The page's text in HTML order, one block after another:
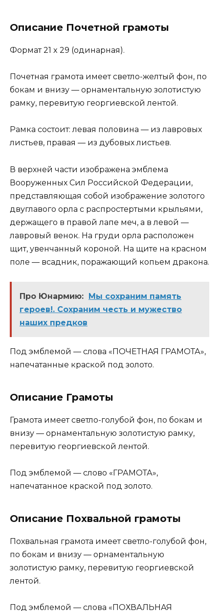
Описание Почетной грамоты
Формат 21 x 29 (одинарная).
Почетная грамота имеет светло-желтый фон, по
бокам и внизу — орнаментальную золотистую
рамку, перевитую георгиевской лентой.
Рамка состоит: левая половина — из лавровых
листьев, правая — из дубовых листьев.
В верхней части изображена эмблема
Вооруженных Сил Российской Федерации,
представляющая собой изображение золотого
двуглавого орла с распростертыми крыльями,
держащего в правой лапе меч, а в левой —
лавровый венок. На груди орла расположен
щит, увенчанный короной. На щите на красном
поле — всадник, поражающий копьем дракона.
Про Юнармию: Мы сохраним память
героев!. Сохраним честь и мужество
наших предков
Под эмблемой — слова «ПОЧЕТНАЯ ГРАМОТА»,
напечатанные краской под золото.
Описание Грамоты
Грамота имеет светло-голубой фон, по бокам и
внизу — орнаментальную золотистую рамку,
перевитую георгиевской лентой.
Под эмблемой — слово «ГРАМОТА»,
напечатанное краской под золото.
Описание Похвальной грамоты
Похвальная грамота имеет светло-голубой фон,
по бокам и внизу — орнаментальную
золотистую рамку, перевитую георгиевской
лентой.
Под эмблемой — слова «ПОХВАЛЬНАЯ